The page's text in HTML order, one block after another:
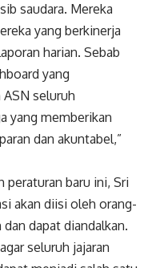
saudara. Mereka
yang berkinerja
harian. Sebab
yang
seluruh
yang memberikan
dan akuntabel,”
peraturan baru ini, Sri
akan diisi oleh orang-
dapat diandalkan.
seluruh jajaran